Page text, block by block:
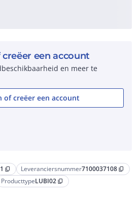
content_copy Leveranciersnummer7100037108 content_copy
ProducttypeLUBI02 content_copy
een account
en meer te
of creëer een account